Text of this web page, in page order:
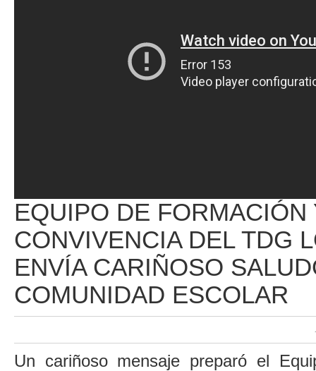
EQUIPO DE FORMACIÓN
CONVIVENCIA DEL TDG
ENVÍA CARIÑOSO
COMUNIDAD ESCOLAR
Un cariñoso mensaje preparó el